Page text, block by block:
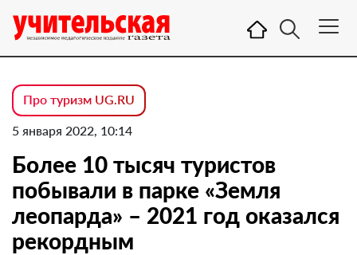
Про туризм UG.RU
5 января 2022, 10:14
Более 10 тысяч туристов
побывали в парке «Земля
леопарда» – 2021 год оказался
рекордным